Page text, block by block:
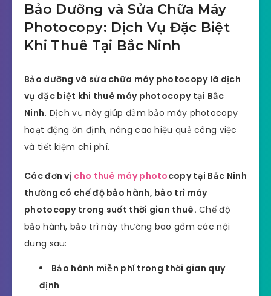
Bảo Dưỡng và Sửa Chữa Máy
Photocopy: Dịch Vụ Đặc Biệt
Khi Thuê Tại Bắc Ninh
Bảo dưỡng và sửa chữa máy photocopy là dịch
vụ đặc biệt khi thuê máy photocopy tại Bắc
Ninh. Dịch vụ này giúp đảm bảo máy photocopy
hoạt động ổn định, nâng cao hiệu quả công việc
và tiết kiệm chi phí.
Các đơn vị cho thuê máy photocopy tại Bắc Ninh
thường có chế độ bảo hành, bảo trì máy
photocopy trong suốt thời gian thuê. Chế độ
bảo hành, bảo trì này thường bao gồm các nội
dung sau:
Bảo hành miễn phí trong thời gian quy
định